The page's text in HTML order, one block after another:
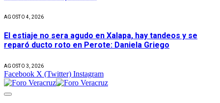
AGOSTO 4, 2026
El estiaje no sera agudo en Xalapa, hay tandeos y se
reparó ducto roto en Perote: Daniela Griego
AGOSTO 3, 2026
Facebook X (Twitter) Instagram